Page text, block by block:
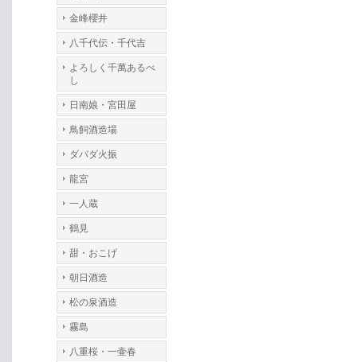
金峰櫻井
八千代伝・千代吉
よろしく千萬あるべ
し
日南娘・宮田屋
鳥飼酒造場
ダバダ火振
龍宮
一人蔵
鶴見
甜・おこげ
朝日酒造
松の泉酒造
霧島
八重桜・一壷春